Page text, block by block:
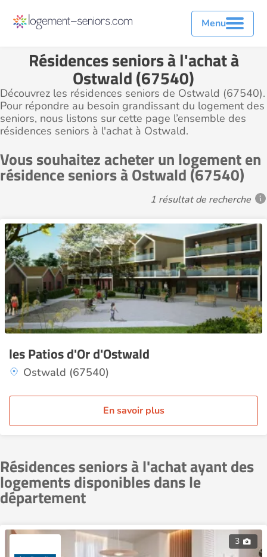
Menu
Résidences seniors à l'achat à
Ostwald (67540)
Découvrez les résidences seniors de Ostwald (67540).
Pour répondre au besoin grandissant du logement des
seniors, nous listons sur cette page l’ensemble des
résidences seniors à l'achat à Ostwald.
Vous souhaitez acheter un logement en
résidence seniors à Ostwald (67540)
1 résultat de recherche
les Patios d'Or d'Ostwald
Ostwald (67540)
En savoir plus
Résidences seniors à l'achat ayant des
logements disponibles dans le
département
3